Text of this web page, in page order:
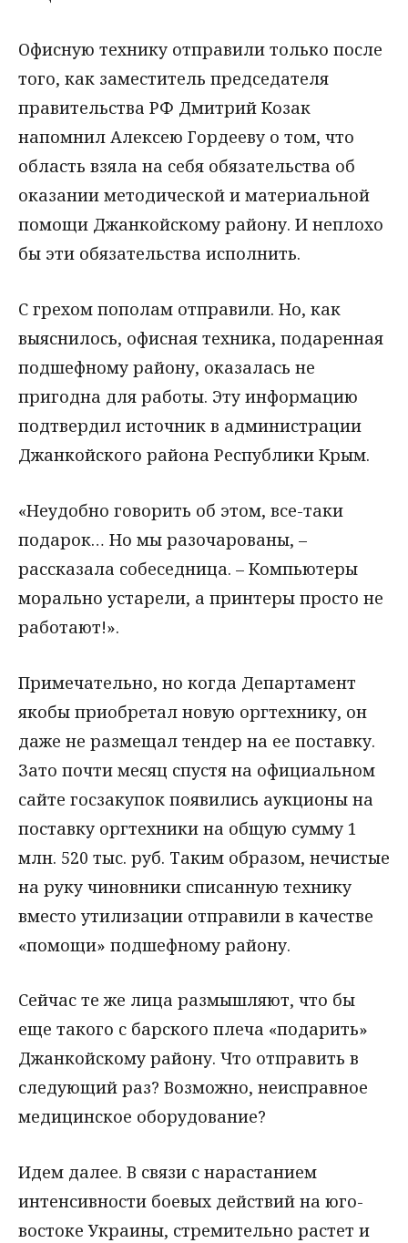
Офисную технику отправили только после
того, как заместитель председателя
правительства РФ Дмитрий Козак
напомнил Алексею Гордееву о том, что
область взяла на себя обязательства об
оказании методической и материальной
помощи Джанкойскому району. И неплохо
бы эти обязательства исполнить.
С грехом пополам отправили. Но, как
выяснилось, офисная техника, подаренная
подшефному району, оказалась не
пригодна для работы. Эту информацию
подтвердил источник в администрации
Джанкойского района Республики Крым.
«Неудобно говорить об этом, все-таки
подарок… Но мы разочарованы, –
рассказала собеседница. – Компьютеры
морально устарели, а принтеры просто не
работают!».
Примечательно, но когда Департамент
якобы приобретал новую оргтехнику, он
даже не размещал тендер на ее поставку.
Зато почти месяц спустя на официальном
сайте госзакупок появились аукционы на
поставку оргтехники на общую сумму 1
млн. 520 тыс. руб. Таким образом, нечистые
на руку чиновники списанную технику
вместо утилизации отправили в качестве
«помощи» подшефному району.
Сейчас те же лица размышляют, что бы
еще такого с барского плеча «подарить»
Джанкойскому району. Что отправить в
следующий раз? Возможно, неисправное
медицинское оборудование?
Идем далее. В связи с нарастанием
интенсивности боевых действий на юго-
востоке Украины, стремительно растет и